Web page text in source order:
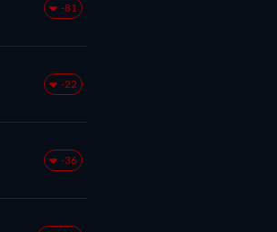
-81
-22
-36